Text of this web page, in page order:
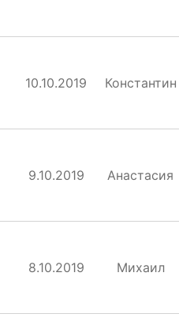
10.10.2019 Константин
9.10.2019 Анастасия
8.10.2019 Михаил